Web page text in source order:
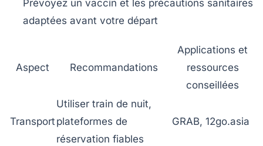
Prévoyez un vaccin et les précautions sanitaires
adaptées avant votre départ
Aspect Recommandations
Applications et
ressources
conseillées
Transport
Utiliser train de nuit,
plateformes de
réservation fiables
GRAB, 12go.asia